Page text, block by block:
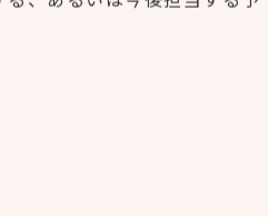
、あるいは今後担当する予